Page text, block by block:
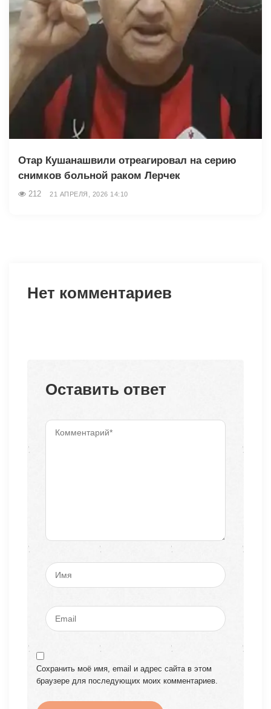
Отар Кушанашвили отреагировал на серию
снимков больной раком Лерчек
212 21 АПРЕЛЯ, 2026 14:10
Нет комментариев
Оставить ответ
Сохранить моё имя, email и адрес сайта в этом
браузере для последующих моих комментариев.